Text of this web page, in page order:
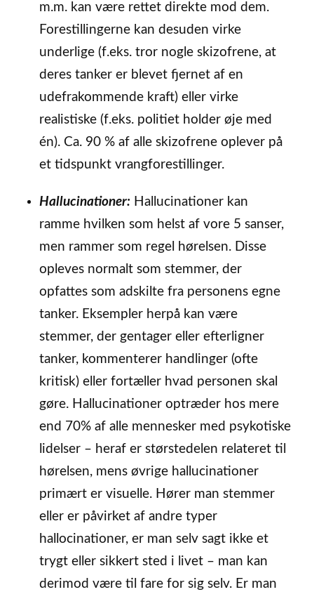
m.m. kan være rettet direkte mod dem.
Forestillingerne kan desuden virke
underlige (f.eks. tror nogle skizofrene, at
deres tanker er blevet fjernet af en
udefrakommende kraft) eller virke
realistiske (f.eks. politiet holder øje med
én). Ca. 90 % af alle skizofrene oplever på
et tidspunkt vrangforestillinger.
Hallucinationer: Hallucinationer kan
ramme hvilken som helst af vore 5 sanser,
men rammer som regel hørelsen. Disse
opleves normalt som stemmer, der
opfattes som adskilte fra personens egne
tanker. Eksempler herpå kan være
stemmer, der gentager eller efterligner
tanker, kommenterer handlinger (ofte
kritisk) eller fortæller hvad personen skal
gøre. Hallucinationer optræder hos mere
end 70% af alle mennesker med psykotiske
lidelser – heraf er størstedelen relateret til
hørelsen, mens øvrige hallucinationer
primært er visuelle. Hører man stemmer
eller er påvirket af andre typer
hallocinationer, er man selv sagt ikke et
trygt eller sikkert sted i livet – man kan
derimod være til fare for sig selv. Er man